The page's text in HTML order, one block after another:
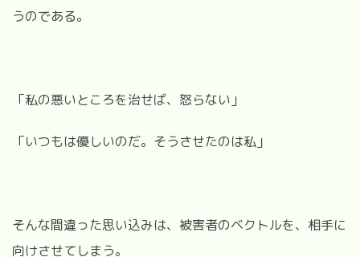
うのである。
「私の悪いところを治せば、怒らない」
「いつもは優しいのだ。そうさせたのは私」
そんな間違った思い込みは、被害者のベクトルを、相手に
向けさせてしまう。